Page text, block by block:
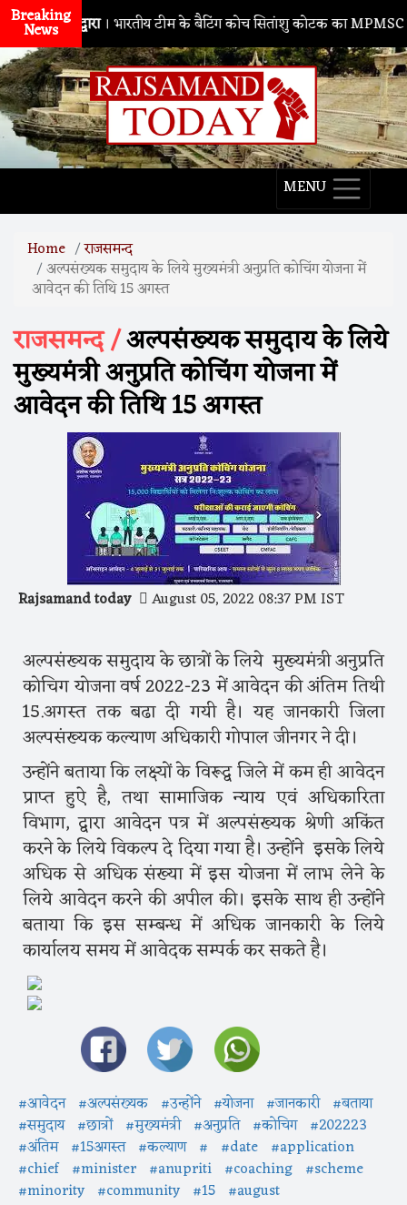
Breaking
News
नाथद्वारा। भारतीय टीम के बैटिंग कोच सितांशु कोटक का MPMSC दौरा,
MENU
Home राजसमन्द
अल्पसंख्यक समुदाय के लिये मुख्यमंत्री अनुप्रति कोचिंग योजना में
आवेदन की तिथि 15 अगस्त
राजसमन्द /अल्पसंख्यक समुदाय के लिये
मुख्यमंत्री अनुप्रति कोचिंग योजना में
आवेदन की तिथि 15 अगस्त
Rajsamand today August 05, 2022 08:37 PM IST
अल्पसंख्यक समुदाय के छात्रों के लिये मुख्यमंत्री अनुप्रति
कोचिग योजना वर्ष 2022-23 में आवेदन की अंतिम तिथी
15.अगस्त तक बढा दी गयी है। यह जानकारी जिला
अल्पसंख्यक कल्याण अधिकारी गोपाल जीनगर ने दी।
उन्होंने बताया कि लक्ष्यों के विरूद्व जिले में कम ही आवेदन
प्राप्त हुऐ है, तथा सामाजिक न्याय एवं अधिकारिता
विभाग, द्वारा आवेदन पत्र में अल्पसंख्यक श्रेणी अकिंत
करने के लिये विकल्प दे दिया गया है। उन्होंने इसके लिये
अधिक से अधिक संख्या में इस योजना में लाभ लेने के
लिये आवेदन करने की अपील की। इसके साथ ही उन्होंने
बताया कि इस सम्बन्ध में अधिक जानकारी के लिये
कार्यालय समय में आवेदक सम्पर्क कर सकते है।
#आवेदन #अल्पसंख्यक #उन्होंने #योजना #जानकारी #बताया
#समुदाय #छात्रों #मुख्यमंत्री #अनुप्रति #कोचिग #202223
#अंतिम #15अगस्त #कल्याण # #date #application
#chief #minister #anupriti #coaching #scheme
#minority #community #15 #august